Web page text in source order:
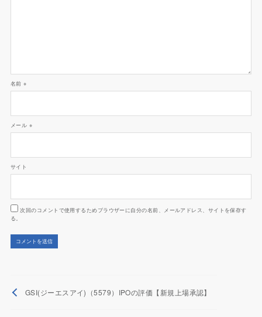
名前※
メール ※
サイト
次回のコメントで使用するためブラウザーに自分の名前、メールアドレス、サイトを保存す
る。
GSI(ジーエスアイ)（5579）IPOの評価【新規上場承認】